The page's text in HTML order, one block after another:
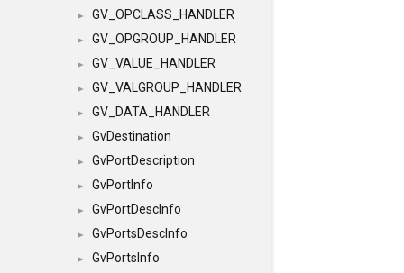
► GV_OPCLASS_HANDLER
► GV_OPGROUP_HANDLER
► GV_VALUE_HANDLER
► GV_VALGROUP_HANDLER
► GV_DATA_HANDLER
► GvDestination
► GvPortDescription
► GvPortInfo
► GvPortDescInfo
► GvPortsDescInfo
► GvPortsInfo